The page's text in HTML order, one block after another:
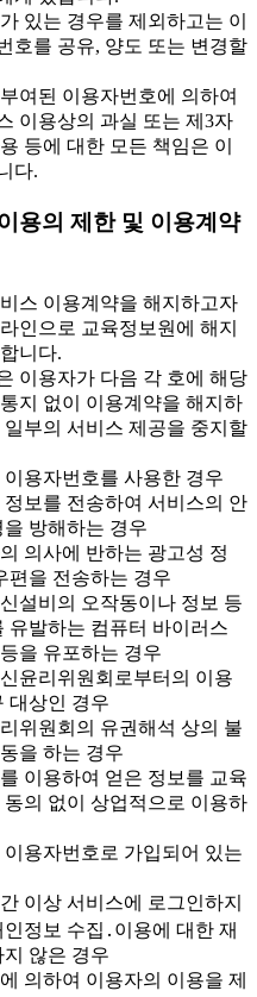
있는 경우를 제외하고는 이
호를 공유, 양도 또는 변경할
여된 이용자번호에 의하여
이용상의 과실 또는 제3자
등에 대한 모든 책임은 이
다.
용의 제한 및 이용계약
스 이용계약을 해지하고자
인으로 교육정보원에 해지
니다.
이용자가 다음 각 호에 해당
지 없이 이용계약을 해지하
부의 서비스 제공을 중지할
이용자번호를 사용한 경우
정보를 전송하여 서비스의 안
을 방해하는 경우
의사에 반하는 광고성 정
편을 전송하는 경우
설비의 오작동이나 정보 등
유발하는 컴퓨터 바이러스
을 유포하는 경우
윤리위원회로부터의 이용
대상인 경우
위원회의 유권해석 상의 불
을 하는 경우
이용하여 얻은 정보를 교육
동의 없이 상업적으로 이용하
이용자번호로 가입되어 있는
이상 서비스에 로그인하지
정보 수집․이용에 대한 재
않은 경우
의하여 이용자의 이용을 제